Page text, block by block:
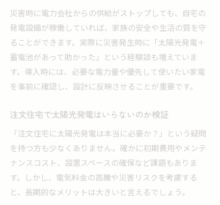
法
太陽光義務化時代に迷う方への自家発電活用術
注文住宅の太陽光義務化はどう影響するの
か
新築で太陽光発電を義務化された場合の対
策
自家発電設備の活用と補助金の最新情報
注文住宅で義務化時代に後悔しない選択法
災害時に電力会社からの供給がストップしても、自宅の
発電設備が稼働していれば、家族の安全や生活の質を守
ることができます。実際に災害発生時に「太陽光発電＋
蓄電池があって助かった」という経験談も増えていま
す。導入時には、必要な電力量や優先して使いたい家電
を事前に確認し、設計に反映させることが重要です。
注文住宅で太陽光発電はいらないのか検証
「注文住宅に太陽光発電は本当に必要か？」という疑問
を持つ方も少なくありません。確かに初期費用やメンテ
ナンスコスト、設置スペースの確保など課題もありま
す。しかし、電気料金の高騰や災害リスクを考慮する
と、長期的なメリットは大きいと言えるでしょう。